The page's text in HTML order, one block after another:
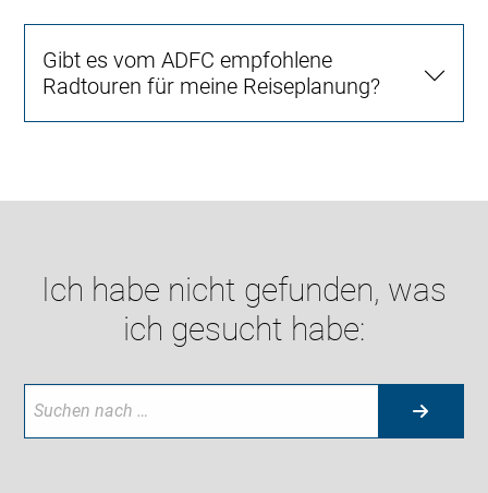
Gibt es vom ADFC empfohlene
Radtouren für meine Reiseplanung?
Ich habe nicht gefunden, was
ich gesucht habe: